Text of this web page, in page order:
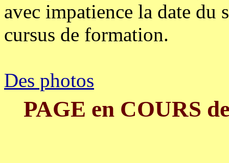
avec impatience la date du
cursus de formation.
Des photos
PAGE en COURS